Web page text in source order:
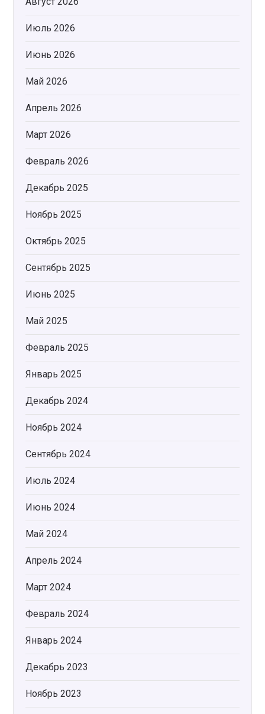
Июль 2026
Июнь 2026
Май 2026
Апрель 2026
Март 2026
Февраль 2026
Декабрь 2025
Ноябрь 2025
Октябрь 2025
Сентябрь 2025
Июнь 2025
Май 2025
Февраль 2025
Январь 2025
Декабрь 2024
Ноябрь 2024
Сентябрь 2024
Июль 2024
Июнь 2024
Май 2024
Апрель 2024
Март 2024
Февраль 2024
Январь 2024
Декабрь 2023
Ноябрь 2023